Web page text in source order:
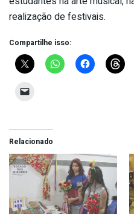
realização de festivais.
Compartilhe isso:
Relacionado